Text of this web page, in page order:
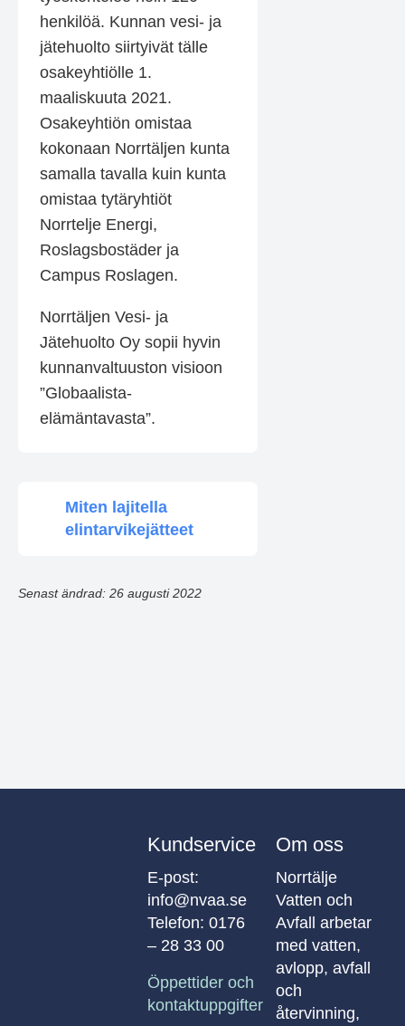
henkilöä. Kunnan vesi- ja
jätehuolto siirtyivät tälle
osakeyhtiölle 1.
maaliskuuta 2021.
Osakeyhtiön omistaa
kokonaan Norrtäljen kunta
samalla tavalla kuin kunta
omistaa tytäryhtiöt
Norrtelje Energi,
Roslagsbostäder ja
Campus Roslagen.
Norrtäljen Vesi- ja
Jätehuolto Oy sopii hyvin
kunnanvaltuuston visioon
”Globaalista-
elämäntavasta”.
Miten lajitella
elintarvikejätteet
Senast ändrad: 26 augusti 2022
Kundservice
E-post:
info@nvaa.se
Telefon: 0176
– 28 33 00
Öppettider och
kontaktuppgifter
Om oss
Norrtälje
Vatten och
Avfall arbetar
med vatten,
avlopp, avfall
och
återvinning,